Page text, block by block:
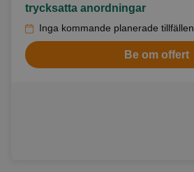
trycksatta anordningar
Inga kommande planerade tillfällen
Be om offert